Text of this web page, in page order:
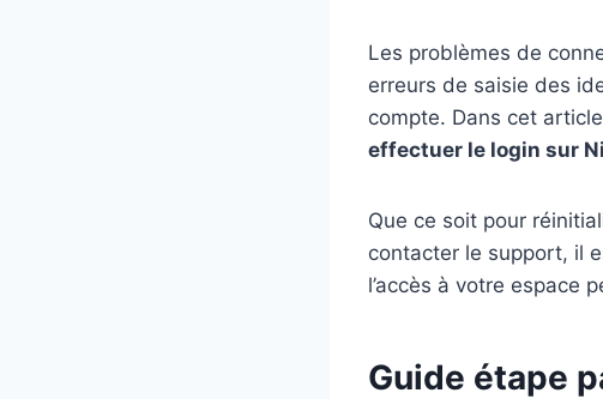
Les problèmes de
erreurs de saisie des
compte. Dans cet
effectuer le login sur
Que ce soit pour
contacter le support, il
l’accès à votre espace
Guide étape